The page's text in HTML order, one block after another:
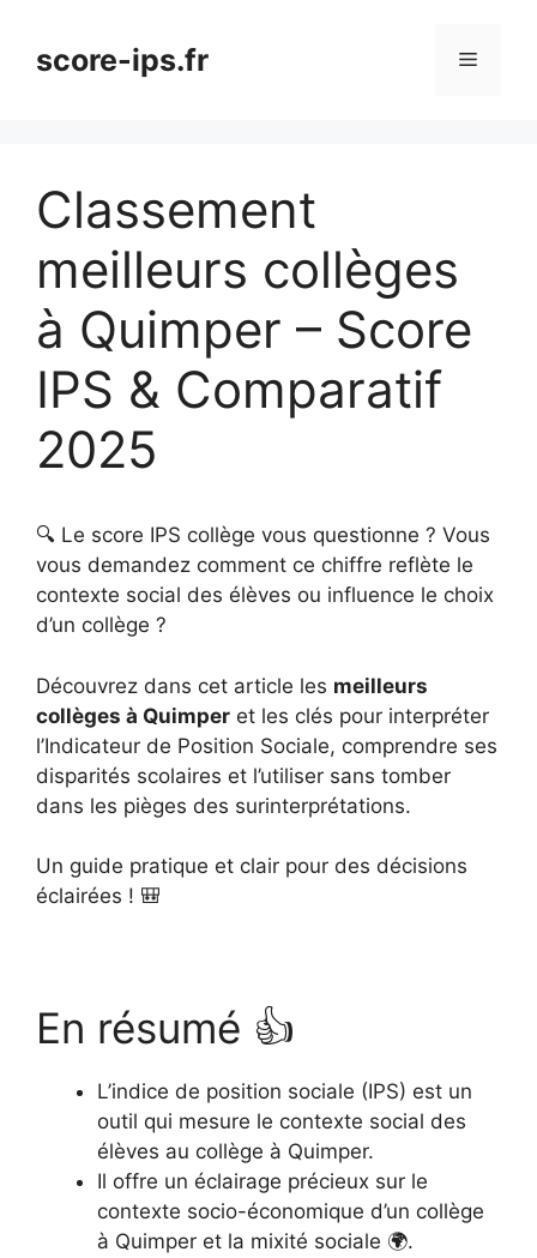
contenuscore-ips.fr Menu
Classement
meilleurs collèges
à Quimper – Score
IPS & Comparatif
2025
🔍 Le score IPS collège vous questionne ? Vous
vous demandez comment ce chiffre reflète le
contexte social des élèves ou influence le choix
d’un collège ?
Découvrez dans cet article les meilleurs
collèges à Quimper et les clés pour interpréter
l’Indicateur de Position Sociale, comprendre ses
disparités scolaires et l’utiliser sans tomber
dans les pièges des surinterprétations.
Un guide pratique et clair pour des décisions
éclairées ! 🎒
En résumé 👍
L’indice de position sociale (IPS) est un
outil qui mesure le contexte social des
élèves au collège à Quimper.
Il offre un éclairage précieux sur le
contexte socio-économique d’un collège
à Quimper et la mixité sociale 🌍.